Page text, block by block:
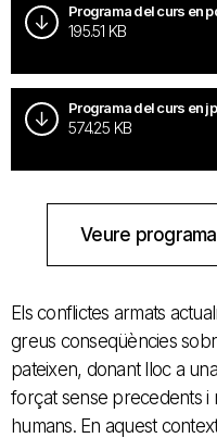
Programa del curs en
195.51 KB
Programa del curs en
574.25 KB
Veure programa
Els conflictes armats
greus conseqüències
pateixen, donant lloc a
forçat sense precedents i
humans. En aquest